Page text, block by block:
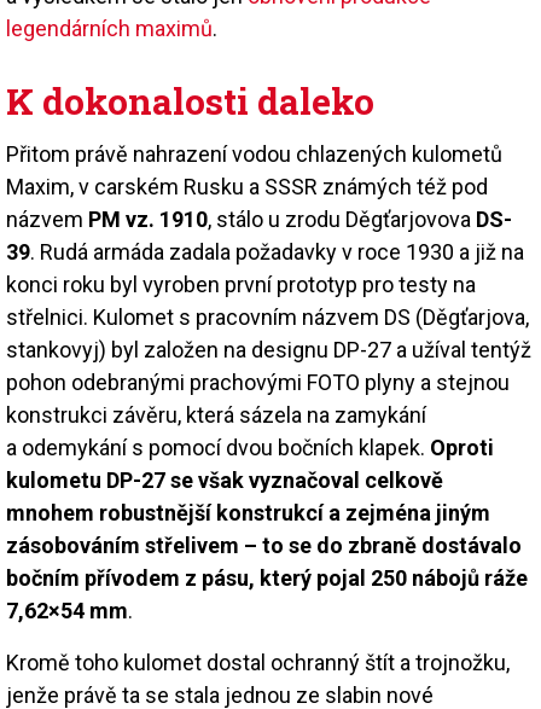
legendárních maximů.
K dokonalosti daleko
Přitom právě nahrazení vodou chlazených kulometů
Maxim, v carském Rusku a SSSR známých též pod
názvem PM vz. 1910, stálo u zrodu Děgťarjovova DS-
39. Rudá armáda zadala požadavky v roce 1930 a již na
konci roku byl vyroben první prototyp pro testy na
střelnici. Kulomet s pracovním názvem DS (Děgťarjova,
stankovyj) byl založen na designu DP-27 a užíval tentýž
pohon odebranými prachovými FOTO plyny a stejnou
konstrukci závěru, která sázela na zamykání
a odemykání s pomocí dvou bočních klapek. Oproti
kulometu DP-27 se však vyznačoval celkově
mnohem robustnější konstrukcí a zejména jiným
zásobováním střelivem – to se do zbraně dostávalo
bočním přívodem z pásu, který pojal 250 nábojů ráže
7,62×54 mm.
Kromě toho kulomet dostal ochranný štít a trojnožku,
jenže právě ta se stala jednou ze slabin nové